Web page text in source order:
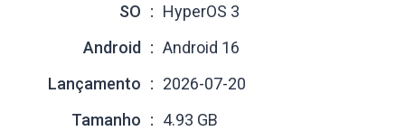
SO
HyperOS 3
Android
Android 16
Lançamento
2026-07-20
Tamanho
4.93 GB